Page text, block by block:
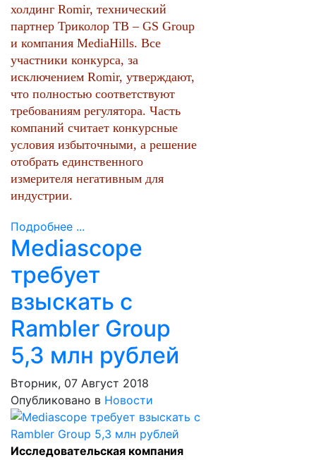
холдинг Romir, технический
партнер Триколор ТВ – GS Group
и компания MediaHills. Все
участники конкурса, за
исключением Romir, утверждают,
что полностью соответствуют
требованиям регулятора. Часть
компаний считает конкурсные
условия избыточными, а решение
отобрать единственного
измерителя негативным для
индустрии.
Подробнее ...
Mediascope
требует
взыскать с
Rambler Group
5,3 млн рублей
Вторник, 07 Август 2018
Опубликовано в Новости
Исследовательская компания